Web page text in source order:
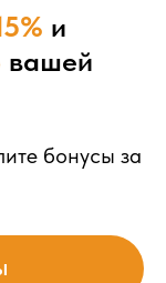
и
вашей
бонусы за